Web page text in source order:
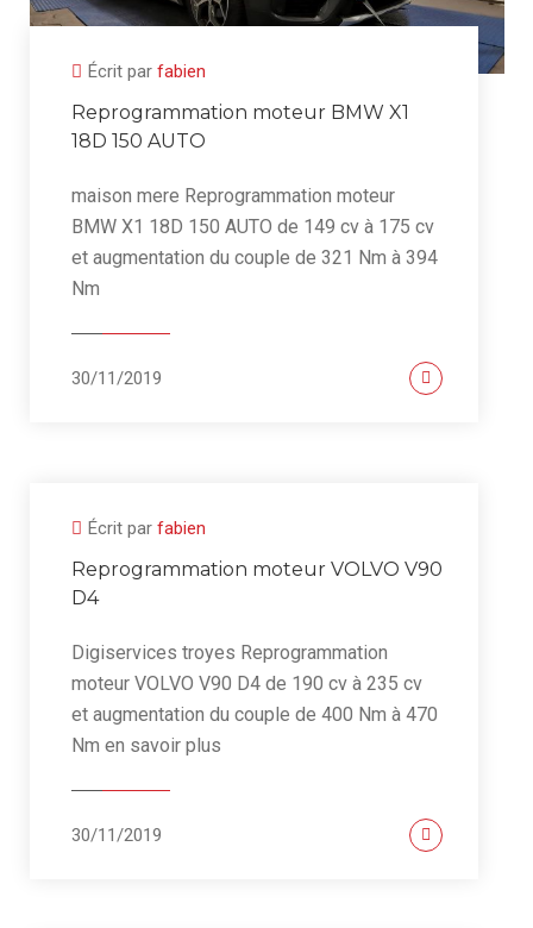
Écrit par fabien
Reprogrammation moteur BMW X1
18D 150 AUTO
maison mere Reprogrammation moteur
BMW X1 18D 150 AUTO de 149 cv à 175 cv
et augmentation du couple de 321 Nm à 394
Nm
30/11/2019
Écrit par fabien
Reprogrammation moteur VOLVO V90
D4
Digiservices troyes Reprogrammation
moteur VOLVO V90 D4 de 190 cv à 235 cv
et augmentation du couple de 400 Nm à 470
Nm en savoir plus
30/11/2019